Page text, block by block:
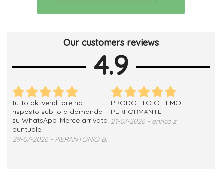
Our customers reviews
4.9
tutto ok, venditore ha
risposto subito a domanda
su WhatsApp. Merce arrivata
puntuale
29-07-2026 - PIERANTONIO B.
PRODOTTO OTTIMO E
PERFORMANTE
21-07-2026 - enrico z.